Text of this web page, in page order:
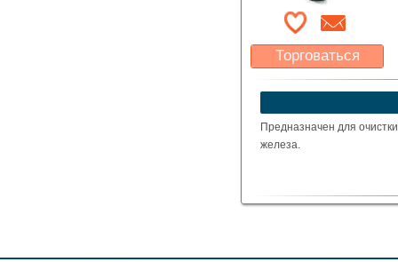
Торговаться
Какая цена Вас
устроит?
Предназначен для
железа.